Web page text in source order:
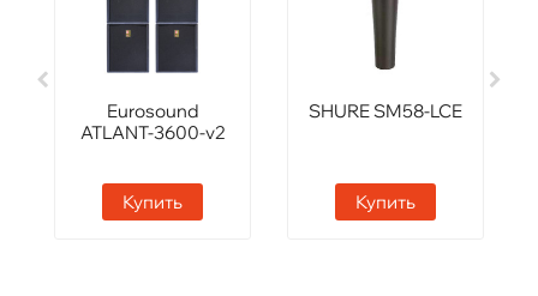
Eurosound
ATLANT-3600-v2
Купить
SHURE SM58-LCE
Купить